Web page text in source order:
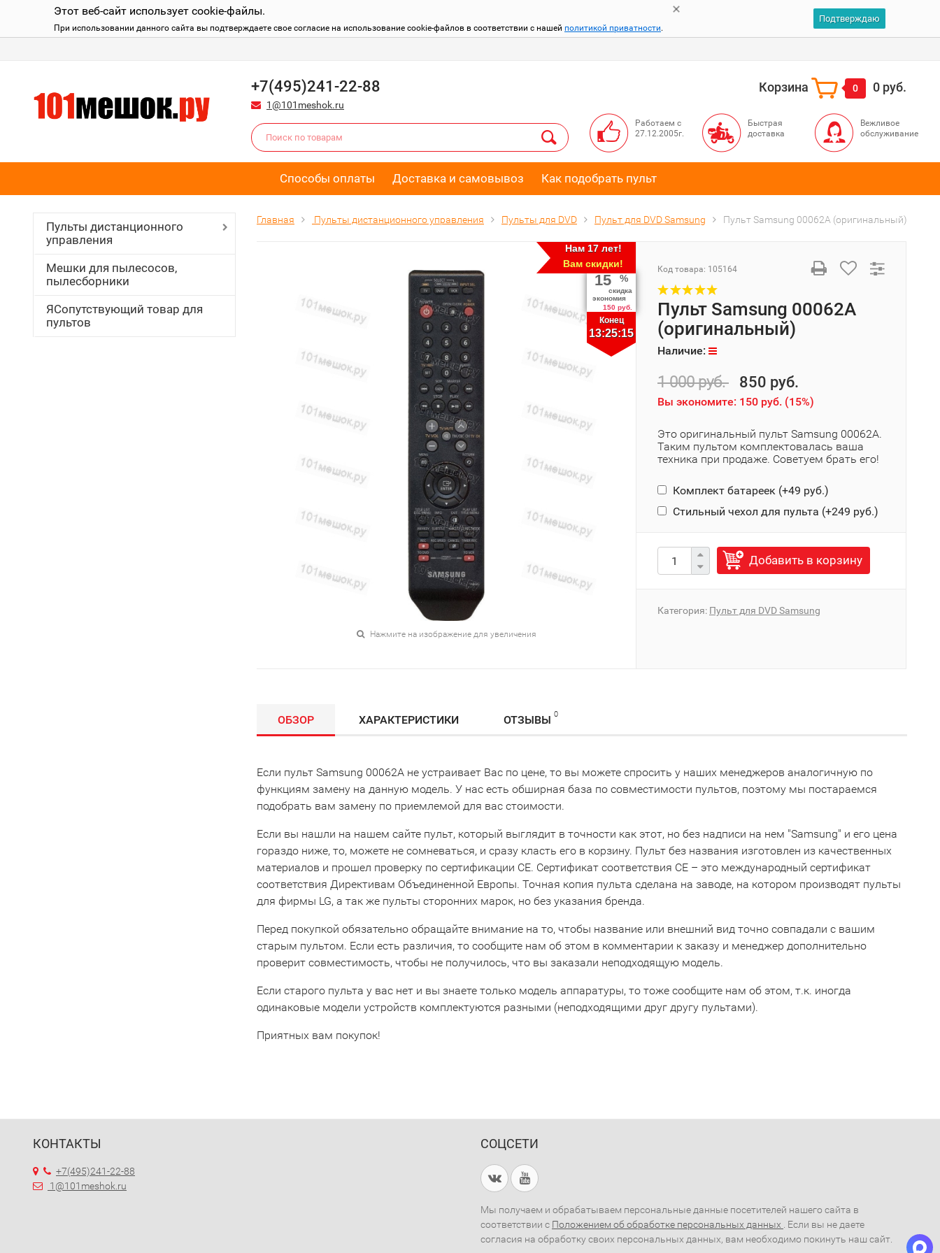
Этот веб-сайт использует cookie-файлы.
При использовании данного сайта вы подтверждаете свое согласие на использование cookie-файлов в соответствии с нашей политикой приватности.
Подтверждаю
+7(495)241-22-88
1@101meshok.ru
Корзина 0 0 руб.
Работаем с
27.12.2005г.
Быстрая
доставка
Вежливое
обслуживание
Способы оплаты Доставка и самовывоз Как подобрать пульт
Пульты дистанционного
управления
Мешки для пылесосов,
пылесборники
ЯСопутствующий товар для
пультов
Главная Пульты дистанционного управления Пульты для DVD Пульт для DVD Samsung Пульт Samsung 00062A (оригинальный)
Нажмите на изображение для увеличения
Нам 17 лет!
Вам скидки!
Конец
13:25:14
15 %
скидка
экономия
150 руб.
Код товара: 105164
Пульт Samsung 00062A
(оригинальный)
Наличие:
1 000 руб. 850 руб.
Вы экономите: 150 руб. (15%)
Это оригинальный пульт Samsung 00062A.
Таким пультом комплектовалась ваша
техника при продаже. Советуем брать его!
Комплект батареек (+49 руб.)
Стильный чехол для пульта (+249 руб.)
Добавить в корзину
Категория: Пульт для DVD Samsung
ОБЗОР ХАРАКТЕРИСТИКИ ОТЗЫВЫ 0
Если пульт Samsung 00062A не устраивает Вас по цене, то вы можете спросить у наших менеджеров аналогичную по
функциям замену на данную модель. У нас есть обширная база по совместимости пультов, поэтому мы постараемся
подобрать вам замену по приемлемой для вас стоимости.
Если вы нашли на нашем сайте пульт, который выглядит в точности как этот, но без надписи на нем "Samsung" и его цена
гораздо ниже, то, можете не сомневаться, и сразу класть его в корзину. Пульт без названия изготовлен из качественных
материалов и прошел проверку по сертификации CE. Сертификат соответствия СЕ – это международный сертификат
соответствия Директивам Объединенной Европы. Точная копия пульта сделана на заводе, на котором производят пульты
для фирмы LG, а так же пульты сторонних марок, но без указания бренда.
Перед покупкой обязательно обращайте внимание на то, чтобы название или внешний вид точно совпадали с вашим
старым пультом. Если есть различия, то сообщите нам об этом в комментарии к заказу и менеджер дополнительно
проверит совместимость, чтобы не получилось, что вы заказали неподходящую модель.
Если старого пульта у вас нет и вы знаете только модель аппаратуры, то тоже сообщите нам об этом, т.к. иногда
одинаковые модели устройств комплектуются разными (неподходящими друг другу пультами).
Приятных вам покупок!
КОНТАКТЫ
+7(495)241-22-88
1@101meshok.ru
СОЦСЕТИ
Мы получаем и обрабатываем персональные данные посетителей нашего сайта в
соответствии с Положением об обработке персональных данных
. Если вы не даете
согласия на обработку своих персональных данных, вам необходимо покинуть наш сайт.